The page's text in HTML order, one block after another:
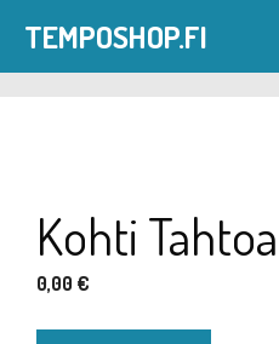
sisältöön
TEMPOSHOP.FI
Kohti Tahtoa
0,00 €